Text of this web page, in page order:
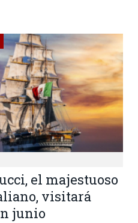
el majestuoso
visitará
junio